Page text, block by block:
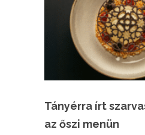
Tányérra írt
az őszi menün